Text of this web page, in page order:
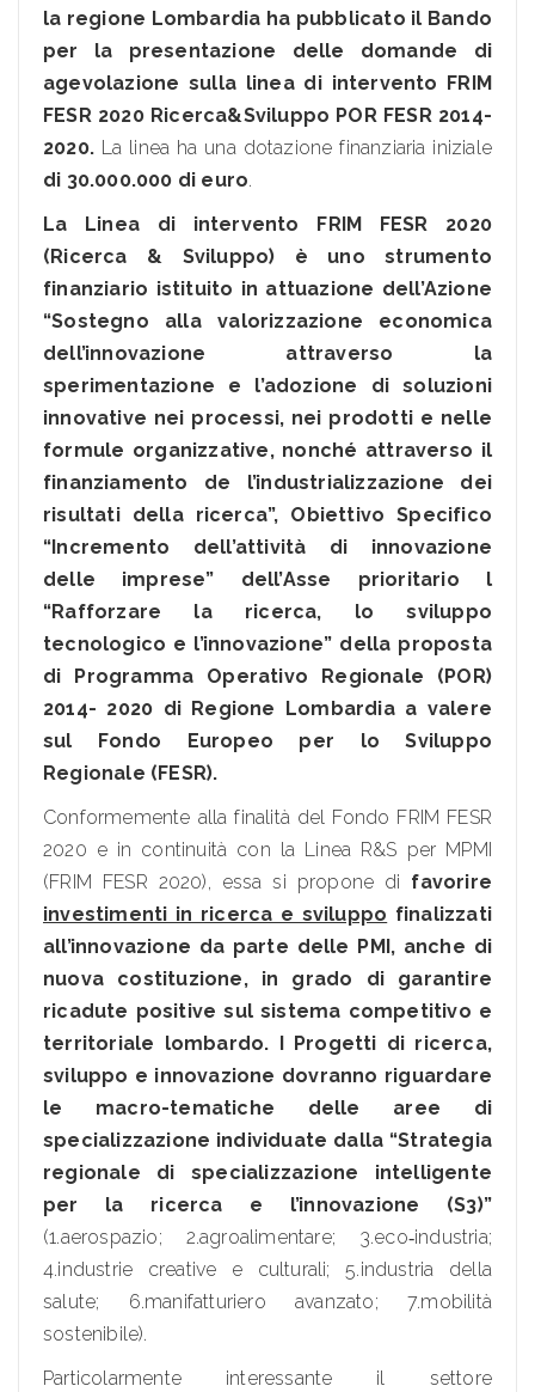
la regione Lombardia ha pubblicato il Bando
per la presentazione delle domande di
agevolazione sulla linea di intervento FRIM
FESR 2020 Ricerca&Sviluppo POR FESR 2014-
2020. La linea ha una dotazione finanziaria iniziale
di 30.000.000 di euro.
La Linea di intervento FRIM FESR 2020
(Ricerca & Sviluppo) è uno strumento
finanziario istituito in attuazione dell’Azione
“Sostegno alla valorizzazione economica
dell’innovazione attraverso la
sperimentazione e l’adozione di soluzioni
innovative nei processi, nei prodotti e nelle
formule organizzative, nonché attraverso il
finanziamento de l’industrializzazione dei
risultati della ricerca”, Obiettivo Specifico
“Incremento dell’attività di innovazione
delle imprese” dell’Asse prioritario l
“Rafforzare la ricerca, lo sviluppo
tecnologico e l’innovazione” della proposta
di Programma Operativo Regionale (POR)
2014- 2020 di Regione Lombardia a valere
sul Fondo Europeo per lo Sviluppo
Regionale (FESR).
Conformemente alla finalità del Fondo FRIM FESR
2020 e in continuità con la Linea R&S per MPMI
(FRIM FESR 2020), essa si propone di favorire
investimenti in ricerca e sviluppo finalizzati
all’innovazione da parte delle PMI, anche di
nuova costituzione, in grado di garantire
ricadute positive sul sistema competitivo e
territoriale lombardo. I Progetti di ricerca,
sviluppo e innovazione dovranno riguardare
le macro-tematiche delle aree di
specializzazione individuate dalla “Strategia
regionale di specializzazione intelligente
per la ricerca e l’innovazione (S3)”
(1.aerospazio; 2.agroalimentare; 3.eco‐industria;
4.industrie creative e culturali; 5.industria della
salute; 6.manifatturiero avanzato; 7.mobilità
sostenibile).
Particolarmente interessante il settore